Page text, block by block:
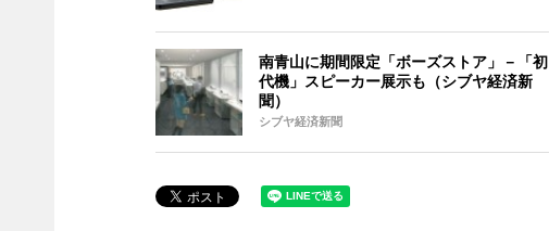
南青山に期間限定「ボーズストア」－「初
代機」スピーカー展示も（シブヤ経済新
聞）
シブヤ経済新聞